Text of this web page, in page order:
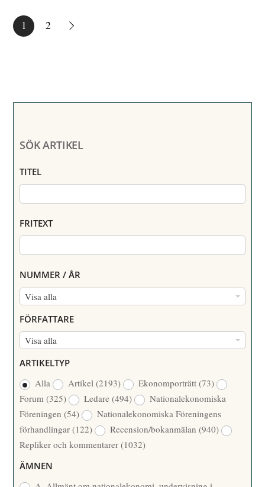
1 2
SÖK ARTIKEL
TITEL
FRITEXT
NUMMER / ÅR
Visa alla
N
M
M
/
Å
R
FÖRFATTARE
Visa alla
R
F
A
T
T
A
R
ARTIKELTYP
Alla
Artikel(2193) Ekonomporträtt(73)
Forum(325) Ledare(494)
Nationalekonomiska
Föreningen(54)
Nationalekonomiska Föreningens
förhandlingar(122) Recension/bokanmälan(940)
Repliker och kommentarer(1032)
ÄMNEN